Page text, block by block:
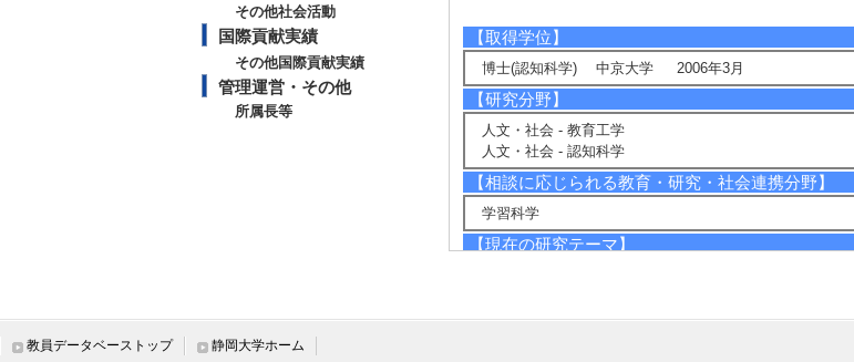
その他社会活動
国際貢献実績
その他国際貢献実績
管理運営・その他
所属長等
【取得学位】
博士(認知科学) 中京大学 2006年3月
【研究分野】
人文・社会 - 教育工学
人文・社会 - 認知科学
【相談に応じられる教育・研究・社会連携分野】
学習科学
【現在の研究テーマ】
教員データベーストップ 静岡大学ホーム